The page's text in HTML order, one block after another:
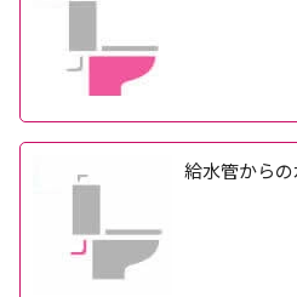
給水管から